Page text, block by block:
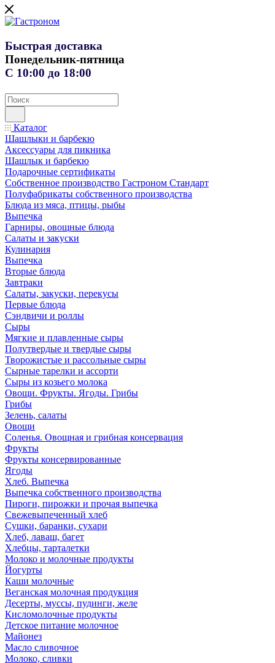
Быстрая доставка
Понедельник-пятница
С 10:00 до 18:00
Каталог
Шашлыки и барбекю
Аксессуары для пикника
Шашлык и барбекю
Подарочные сертификаты
Собственное производство Гастроном Стандарт
Полуфабрикаты собственного производства
Блюда из мяса, птицы, рыбы
Выпечка
Гарниры, овощные блюда
Салаты и закуски
Кулинария
Выпечка
Вторые блюда
Завтраки
Салаты, закуски, перекусы
Первые блюда
Сэндвичи и роллы
Сыры
Мягкие и плавленные сыры
Полутвердые и твердые сыры
Творожистые и рассольные сыры
Сырные тарелки и ассорти
Сыры из козьего молока
Овощи. Фрукты. Ягоды. Грибы
Грибы
Зелень, салаты
Овощи
Соленья. Овощная и грибная консервация
Фрукты
Фрукты консервированные
Ягоды
Хлеб. Выпечка
Выпечка собственного производства
Пироги, пирожки и прочая выпечка
Свежевыпеченный хлеб
Сушки, баранки, сухари
Хлеб, лаваш, багет
Хлебцы, тарталетки
Молоко и молочные продукты
Йогурты
Каши молочные
Веганская молочная продукция
Десерты, муссы, пудинги, желе
Кисломолочные продукты
Детское питание молочное
Майонез
Масло сливочное
Молоко, сливки